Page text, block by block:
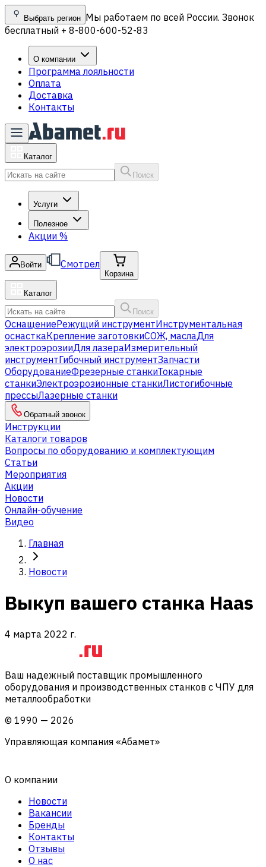
Выбрать регион Мы работаем по всей России. Звонок
бесплатный + 8-800-600-52-83
О компании
Программа лояльности
Оплата
Доставка
Контакты
Каталог
Поиск
Услуги
Полезное
Акции %
Войти Смотрел
Корзина
Каталог
Поиск
ОснащениеРежущий инструментИнструментальная
оснасткаКрепление заготовкиСОЖ, маслаДля
электроэрозииДля лазераИзмерительный
инструментГибочный инструментЗапчасти
ОборудованиеФрезерные станкиТокарные
станкиЭлектроэрозионные станкиЛистогибочные
прессыЛазерные станки
Обратный звонок
Инструкции
Каталоги товаров
Вопросы по оборудованию и комплектующим
Статьи
Мероприятия
Акции
Новости
Онлайн-обучение
Видео
Главная
Новости
Выкуп вашего станка Haas
4 марта 2022 г.
Ваш надежный поставщик промышленного
оборудования и производственных станков с ЧПУ для
металлообработки
© 1990 — 2026
Управляющая компания «Абамет»
О компании
Новости
Вакансии
Бренды
Контакты
Отзывы
О нас